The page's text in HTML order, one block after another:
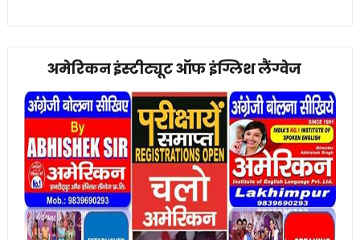
अमेरिकन इंस्टीट्यूट ऑफ इंग्लिश लैंग्वेज